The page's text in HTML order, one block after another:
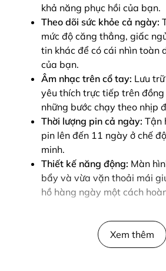
khả năng phục hồi của bạn.
Theo dõi sức khỏe cả ngày:
mức độ căng thẳng, giấc
tin khác để có cái nhìn toàn
của bạn.
Âm nhạc trên cổ tay: Lưu
yêu thích trực tiếp trên
những bước chạy theo nhịp
Thời lượng pin cả ngày: Tận
pin lên đến 11 ngày ở chế
minh.
Thiết kế năng động: Màn
bẩy và vừa vặn thoải mái
hồ hàng ngày một cách
hay mới bắt đầu, Forerunner 165
tính năng giúp bạn phát huy hết
Xem thêm